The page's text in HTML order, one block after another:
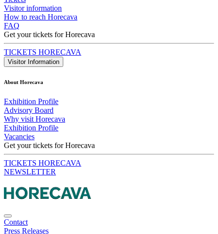
Visitor information
How to reach Horecava
FAQ
Get your tickets for Horecava
TICKETS HORECAVA
Visitor Information
About Horecava
Exhibition Profile
Advisory Board
Why visit Horecava
Exhibition Profile
Vacancies
Get your tickets for Horecava
TICKETS HORECAVA
NEWSLETTER
Contact
Press Releases